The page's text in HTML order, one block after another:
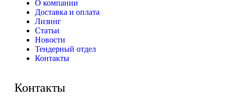
О компании
Доставка и оплата
Лизинг
Статьи
Новости
Тендерный отдел
Контакты
Контакты